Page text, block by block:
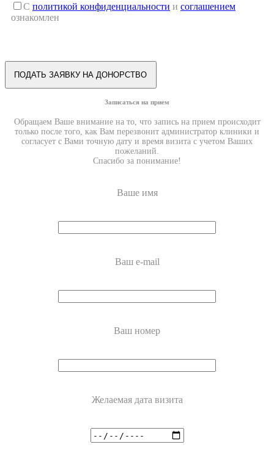
С политикой конфиденциальности и соглашением
ознакомлен
Записаться на прием
Обращаем Ваше внимание на то, что запись на прием происходит
только после того, как Вам перезвонит администратор клиники и
согласует с Вами точную дату и время визита с учетом Ваших
пожеланий.
Спасибо за понимание!
Ваше имя
Ваш e-mail
Ваш номер
Желаемая дата визита